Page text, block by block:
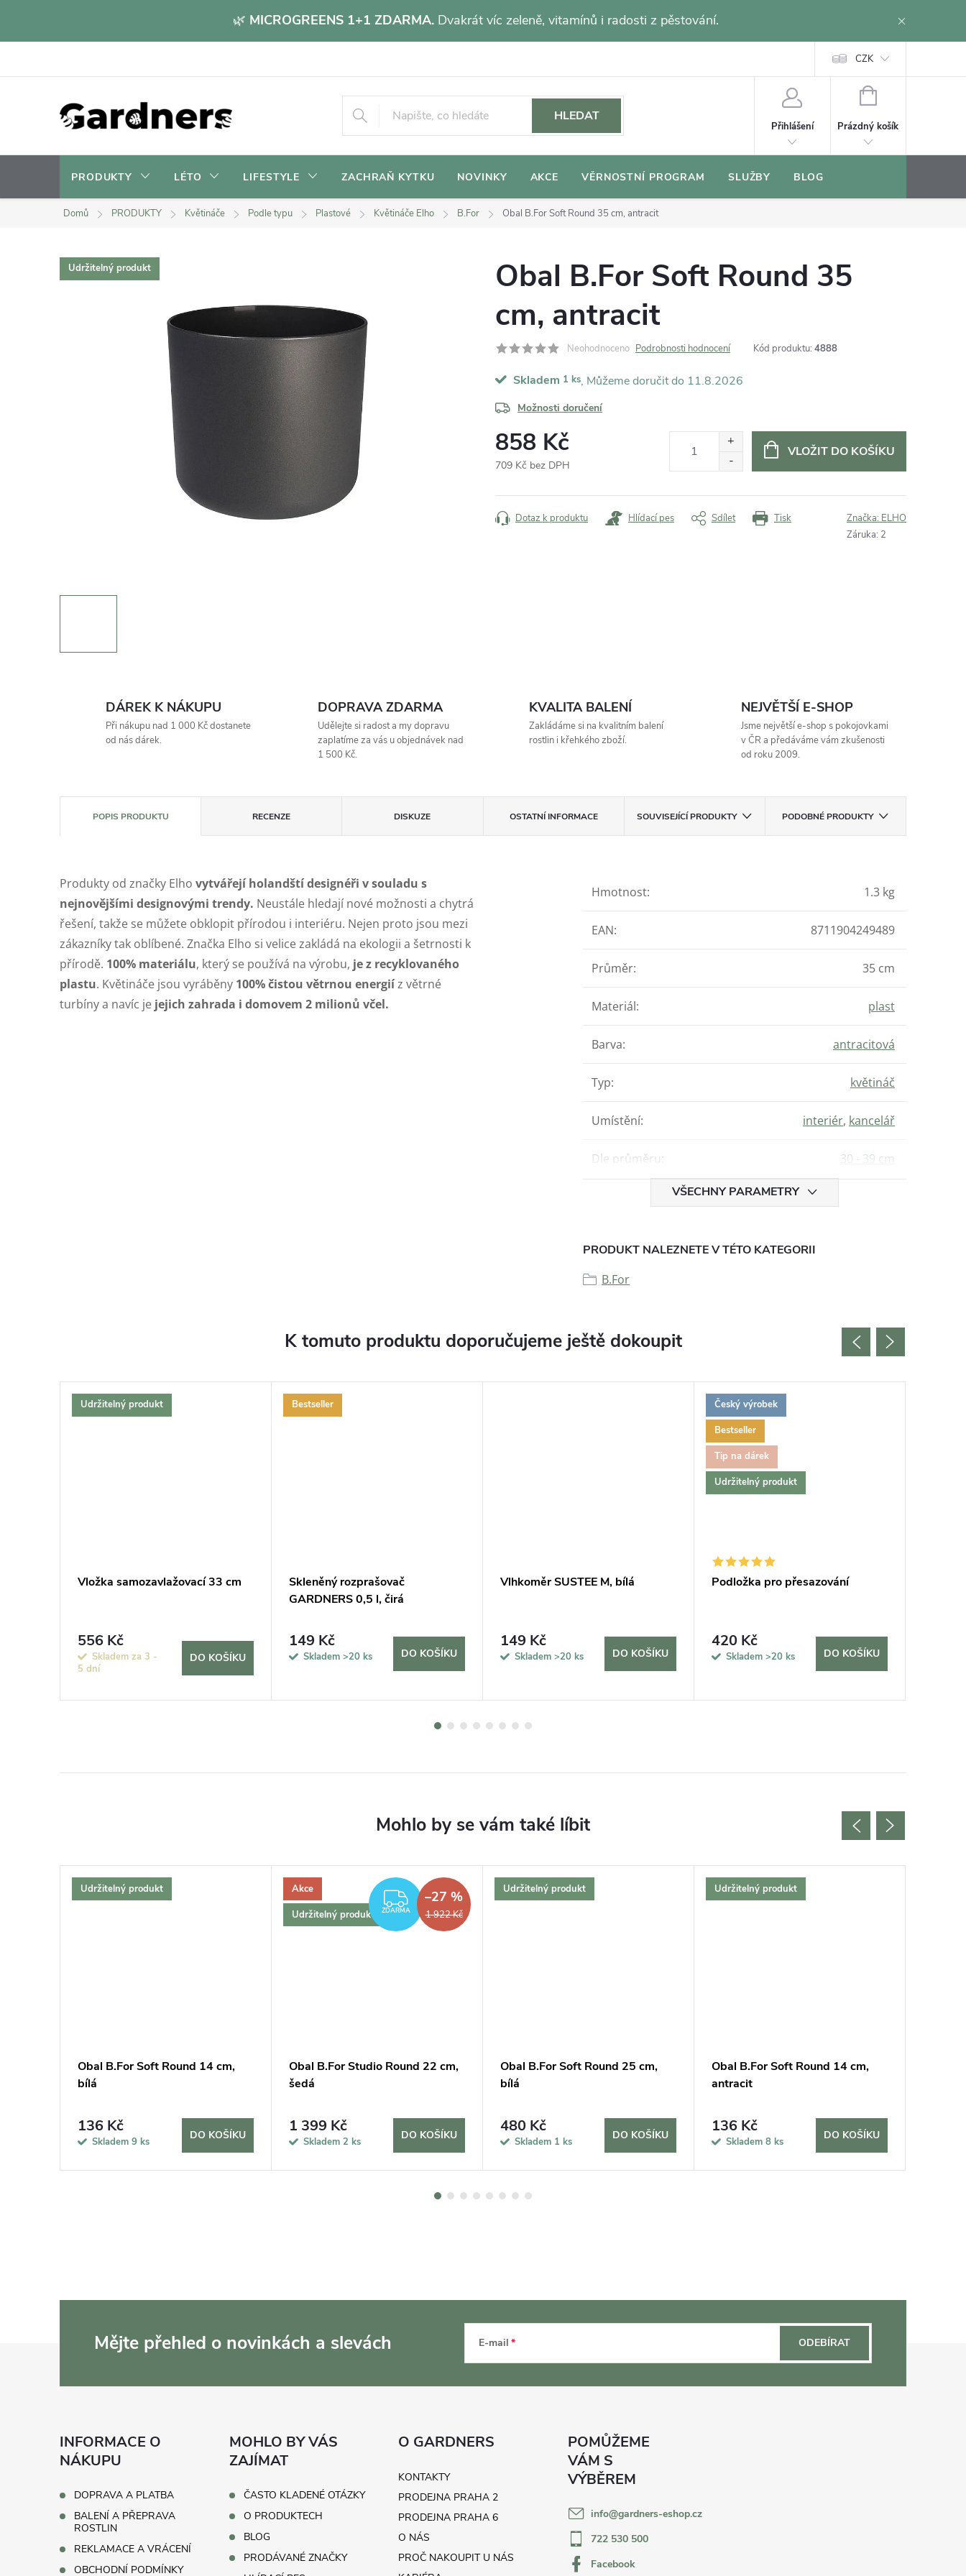
🌿 MICROGREENS 1+1 ZDARMA. Dvakrát víc zeleně, vitamínů i radosti z pěstování.
CZK
HLEDAT
Přihlášení
NÁKUPNÍ
Prázdný košík
PRODUKTY LÉTO LIFESTYLE ZACHRAŇ KYTKU NOVINKY AKCE VĚRNOSTNÍ PROGRAM SLUŽBY BLOG
Domů PRODUKTY Květináče Podle typu Plastové Květináče Elho B.For Obal B.For Soft Round 35 cm, antracit
Udržitelný produkt
Obal B.For Soft Round 35
cm, antracit
Neohodnoceno Podrobnosti hodnocení Kód produktu: 4888
Skladem 1 ks 11.8.2026
Možnosti doručení
858 Kč
709 Kč bez DPH
cena:
VLOŽIT DO KOŠÍKU
Tisk
Dotaz k produktu Hlídací pes Sdílet Značka: ELHO
Záruka: 2
DÁREK K NÁKUPU
Při nákupu nad 1 000 Kč dostanete
od nás dárek.
DOPRAVA ZDARMA
Udělejte si radost a my dopravu
zaplatíme za vás u objednávek nad
1 500 Kč.
KVALITA BALENÍ
Zakládáme si na kvalitním balení
rostlin i křehkého zboží.
NEJVĚTŠÍ E-SHOP
Jsme největší e-shop s pokojovkami
v ČR a předáváme vám zkušenosti
od roku 2009.
POPIS PRODUKTU RECENZE DISKUZE OSTATNÍ INFORMACE SOUVISEJÍCÍ PRODUKTY PODOBNÉ PRODUKTY
Produkty od značky Elho vytvářejí holandští designéři v souladu s
nejnovějšími designovými trendy. Neustále hledají nové možnosti a chytrá
řešení, takže se můžete obklopit přírodou i interiéru. Nejen proto jsou mezi
zákazníky tak oblíbené. Značka Elho si velice zakládá na ekologii a šetrnosti k
přírodě. 100% materiálu, který se používá na výrobu, je z recyklovaného
plastu. Květináče jsou vyráběny 100% čistou větrnou energiíz větrné
turbíny a navíc je jejich zahrada i domovem 2 milionů včel.
Hmotnost: 1.3 kg
EAN: 8711904249489
Průměr: 35 cm
Materiál: plast
Barva: antracitová
Typ: květináč
Umístění: interiér, kancelář
Dle průměru: 30 - 39 cm
VŠECHNY PARAMETRY
PRODUKT NALEZNETE V TÉTO KATEGORII
B.For
K tomuto produktu doporučujeme ještě dokoupit
ZDARMA
Udržitelný produkt
Vložka samozavlažovací 33 cm
556 Kč
Skladem za 3 -
5 dní
DO KOŠÍKU
Bestseller
Skleněný rozprašovač
GARDNERS 0,5 l, čirá
149 Kč
Skladem >20 ks DO KOŠÍKU
Vlhkoměr SUSTEE M, bílá
149 Kč
Skladem >20 ks DO KOŠÍKU
Český výrobek
Bestseller
Tip na dárek
Udržitelný produkt
Podložka pro přesazování
420 Kč
Skladem >20 ks DO KOŠÍKU
Udržitelný produkt
Obal B.For Soft Round 14 cm,
bílá
136 Kč
Skladem 9 ks
DO KOŠÍKU
Akce
Udržitelný produkt
ZDARMA
ZDARMA 1 922 Kč
–27 %
Obal B.For Studio Round 22 cm,
šedá
1 399 Kč
Skladem 2 ks
DO KOŠÍKU
Udržitelný produkt
Obal B.For Soft Round 25 cm,
bílá
480 Kč
Skladem 1 ks
DO KOŠÍKU
Udržitelný produkt
Obal B.For Soft Round 14 cm,
antracit
136 Kč
Skladem 8 ks
DO KOŠÍKU
Mějte přehled o novinkách a slevách E-mail ODEBÍRAT
INFORMACE O
NÁKUPU
DOPRAVA A PLATBA
BALENÍ A PŘEPRAVA
ROSTLIN
REKLAMACE A VRÁCENÍ
OBCHODNÍ PODMÍNKY
MOHLO BY VÁS
ZAJÍMAT
ČASTO KLADENÉ OTÁZKY
O PRODUKTECH
BLOG
PRODÁVANÉ ZNAČKY
O GARDNERS
KONTAKTY
PRODEJNA PRAHA 2
PRODEJNA PRAHA 6
O NÁS
PROČ NAKOUPIT U NÁS
info@gardners-eshop.cz
722 530 500
Facebook